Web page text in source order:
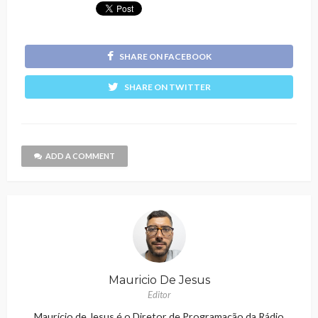
SHARE ON FACEBOOK
SHARE ON TWITTER
ADD A COMMENT
Mauricio De Jesus
Editor